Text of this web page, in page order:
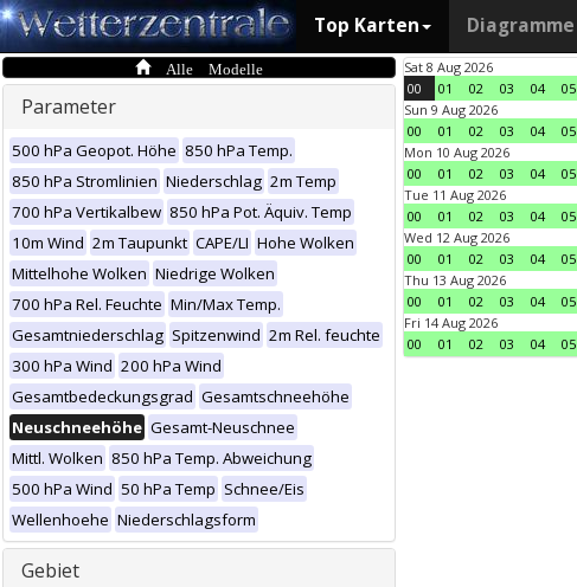
Top Karten Diagramme
Alle Modelle
Parameter
500 hPa Geopot. Höhe 850 hPa Temp.
850 hPa Stromlinien Niederschlag 2m Temp
700 hPa Vertikalbew 850 hPa Pot. Äquiv. Temp
10m Wind 2m Taupunkt CAPE/LI Hohe Wolken
Mittelhohe Wolken Niedrige Wolken
700 hPa Rel. Feuchte Min/Max Temp.
Gesamtniederschlag Spitzenwind 2m Rel. feuchte
300 hPa Wind 200 hPa Wind
Gesamtbedeckungsgrad Gesamtschneehöhe
Neuschneehöhe Gesamt-Neuschnee
Mittl. Wolken 850 hPa Temp. Abweichung
500 hPa Wind 50 hPa Temp Schnee/Eis
Wellenhoehe Niederschlagsform
Gebiet
Sat 8 Aug 2026
00
01 02 03 04 05
Sun 9 Aug 2026
00
01 02 03 04 05
Mon 10 Aug 2026
00
01 02 03 04 05
Tue 11 Aug 2026
00
01 02 03 04 05
Wed 12 Aug 2026
00
01 02 03 04 05
Thu 13 Aug 2026
00
01 02 03 04 05
Fri 14 Aug 2026
00
01 02 03 04 05